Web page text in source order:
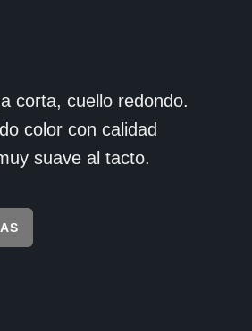
corta, cuello redondo.
color con calidad
suave al tacto.